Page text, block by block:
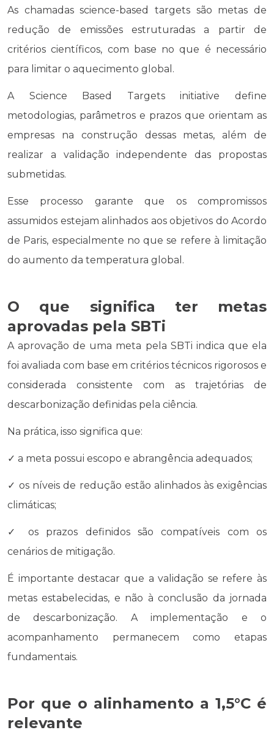
As chamadasscience-based targets são metas de
redução de emissões estruturadas a partir de
critérios científicos, com base no que é necessário
para limitar o aquecimento global.
A Science Based Targets initiative define
metodologias, parâmetros e prazos que orientam as
empresas na construção dessas metas, além de
realizar a validação independente das propostas
submetidas.
Esse processo garante que os compromissos
assumidos estejam alinhados aos objetivos do Acordo
de Paris, especialmente no que se refere à limitação
do aumento da temperatura global.
O que significa ter metas
aprovadas pela SBTi
A aprovação de uma meta pela SBTi indica que ela
foi avaliada com base em critérios técnicos rigorosos e
considerada consistente com as trajetórias de
descarbonização definidas pela ciência.
Na prática, isso significa que:
✓ a meta possui escopo e abrangência adequados;
✓ os níveis de redução estão alinhados às exigências
climáticas;
✓ os prazos definidos são compatíveis com os
cenários de mitigação.
É importante destacar que a validação se refere às
metas estabelecidas, e não à conclusão da jornada
de descarbonização. A implementação e o
acompanhamento permanecem como etapas
fundamentais.
Por que o alinhamento a 1,5°C é
relevante